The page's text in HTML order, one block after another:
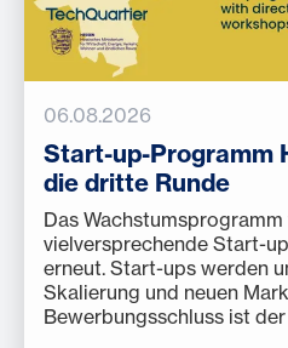
06.08.2026
Start-up-Programm
die dritte Runde
Das
vielversprechende Start-
erneut. Start-ups werden
Skalierung und neuen
Bewerbungsschluss ist